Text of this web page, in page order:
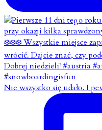
Nie wszystko się udało. I